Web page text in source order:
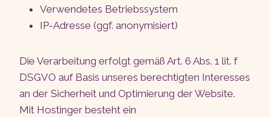
Verwendetes Betriebssystem
IP-Adresse (ggf. anonymisiert)
Die Verarbeitung erfolgt gemäß Art. 6 Abs. 1 lit. f
DSGVO auf Basis unseres berechtigten Interesses
an der Sicherheit und Optimierung der Website.
Mit Hostinger besteht ein